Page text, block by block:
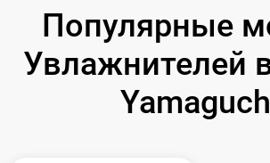
Популярные
Увлажнителей